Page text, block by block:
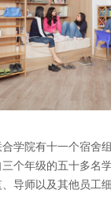
学院有十一个宿舍
个年级的五十多名
导师以及其他员工